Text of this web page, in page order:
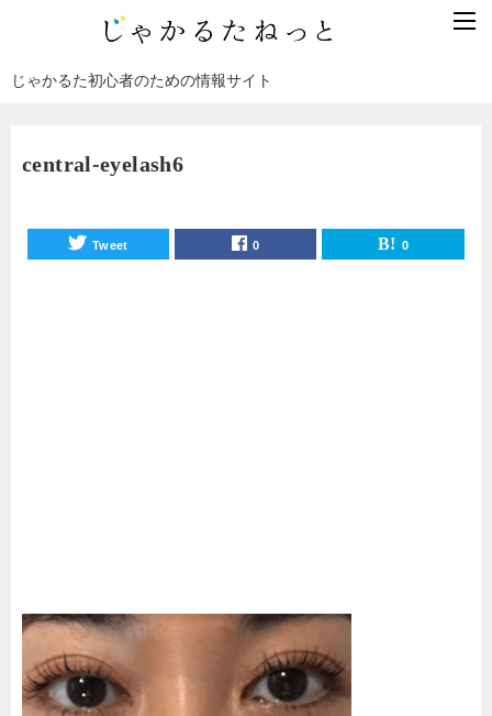
じゃかるた初心者のための情報サイト
central-eyelash6
Tweet 0 0